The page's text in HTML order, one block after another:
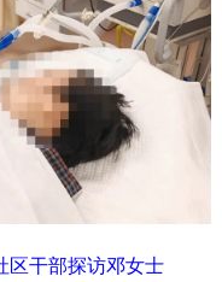
区干部探访邓女士